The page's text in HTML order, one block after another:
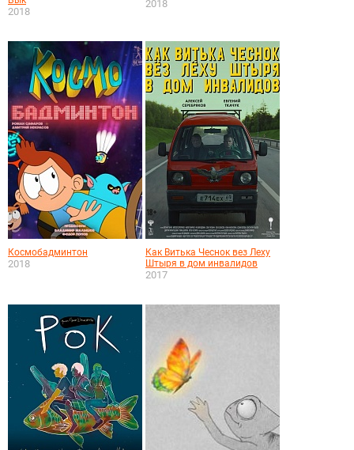
2018
2018
Космобадминтон
2018
Как Витька Чеснок вез Леху
Штыря в дом инвалидов
2017